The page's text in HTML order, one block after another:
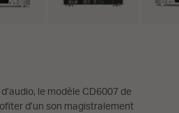
le modèle CD6007 de
d’un son magistralement